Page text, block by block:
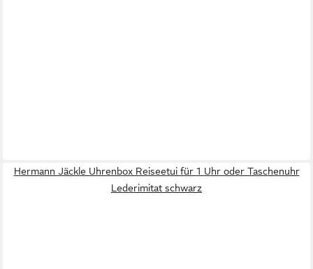
Hermann Jäckle Uhrenbox Reiseetui für 1 Uhr oder Taschenuhr
Lederimitat schwarz